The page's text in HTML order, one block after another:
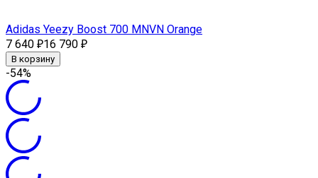
Adidas Yeezy Boost 700 MNVN Orange
7 640 ₽16 790 ₽
В корзину
-54%